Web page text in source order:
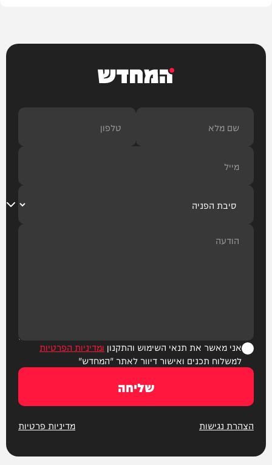
המחדש
אני מאשר את תנאי השימוש והתקנון ומדיניות הפרטיות
למשלוח תכנים ואישור דיוור לאתר "המחדש"
שליחה
הצהרת נגישות מדיניות פרטיות